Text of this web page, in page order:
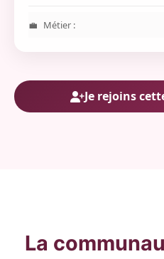
Métier :
Je rejoins
La